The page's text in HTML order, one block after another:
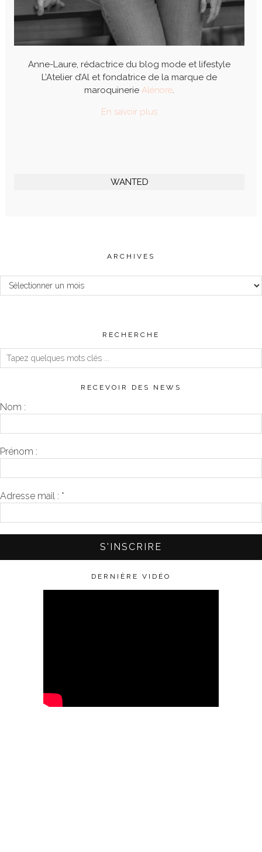
Anne-Laure, rédactrice du blog mode et lifestyle
L’Atelier d’Al et fondatrice de la marque de
maroquinerie Alénore.
En savoir plus
WANTED
ARCHIVES
Archives
RECHERCHE
RECEVOIR DES NEWS
Nom :
Prénom :
Adresse mail : *
DERNIÈRE VIDÉO